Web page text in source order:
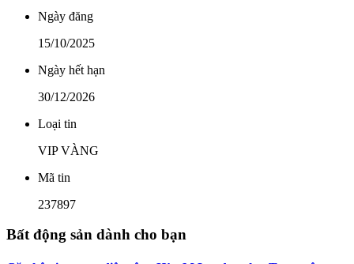
Ngày đăng
15/10/2025
Ngày hết hạn
30/12/2026
Loại tin
VIP VÀNG
Mã tin
237897
Bất động sản dành cho bạn